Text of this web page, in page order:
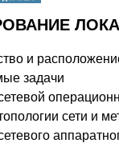
и
задачи
сети и